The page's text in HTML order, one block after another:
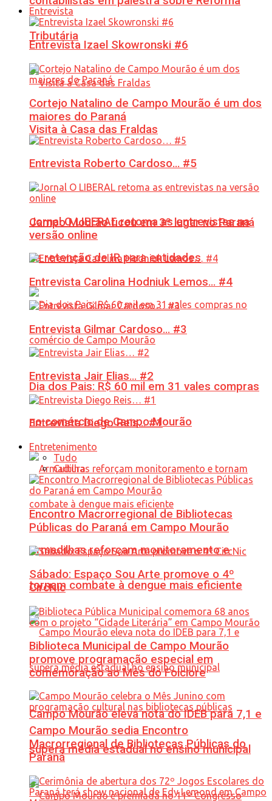
Tributária
Visita à Casa das Fraldas
Campo Mourão ficou em 3º lugar no Paraná
na retenção de IR para entidades
Dia dos Pais: R$ 60 mil em 31 vales compras
no comércio de Campo Mourão
Armadilhas reforçam monitoramento e
tornam combate à dengue mais eficiente
Campo Mourão eleva nota do IDEB para 7,1 e
supera média estadual no ensino municipal
Entrevista
Entrevista Izael Skowronski #6
Cortejo Natalino de Campo Mourão é um dos
maiores do Paraná
Entrevista Roberto Cardoso… #5
Jornal O LIBERAL retoma as entrevistas na
versão online
Entrevista Carolina Hodniuk Lemos… #4
Entrevista Gilmar Cardoso… #3
Entrevista Jair Elias… #2
Entrevista Diego Reis… #1
Entretenimento
Tudo
Cultura
Encontro Macrorregional de Bibliotecas
Públicas do Paraná em Campo Mourão
Sábado: Espaço Sou Arte promove o 4º
CircNic
Biblioteca Municipal de Campo Mourão
promove programação especial em
comemoração ao Mês do Folclore
Campo Mourão sedia Encontro
Macrorregional de Bibliotecas Públicas do
Paraná